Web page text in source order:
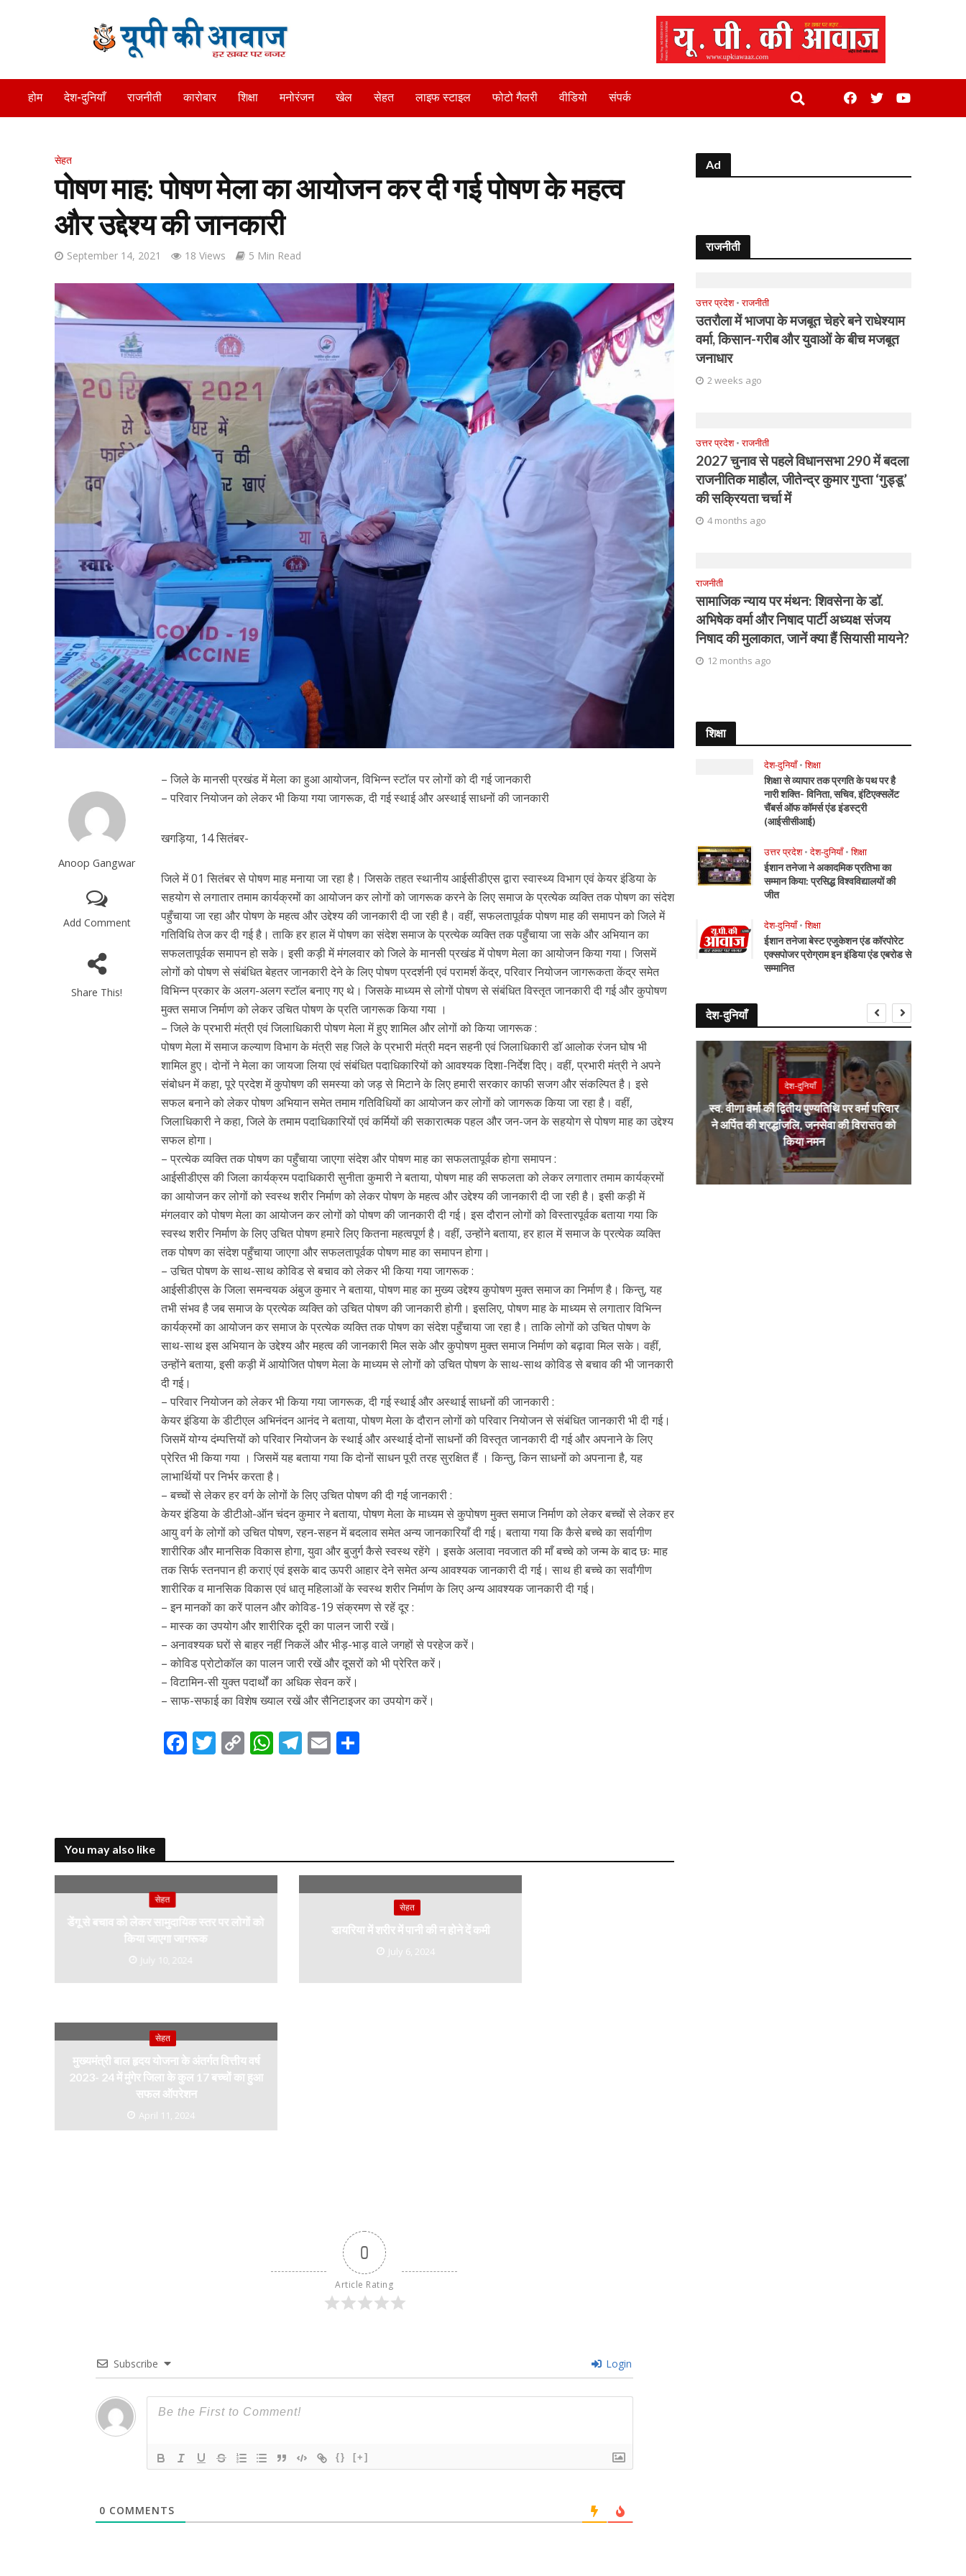
होम देश-दुनियाँ राजनीती कारोबार शिक्षा मनोरंजन खेल सेहत लाइफ स्टाइल फोटो गैलरी वीडियो संपर्क
सेहत
पोषण माह: पोषण मेला का आयोजन कर दी गई पोषण के महत्व
और उद्देश्य की जानकारी
September 14, 2021 18 Views 5 Min Read
Anoop Gangwar
Add Comment
Share This!
– जिले के मानसी प्रखंड में मेला का हुआ आयोजन, विभिन्न स्टाॅल पर लोगों को दी गई जानकारी
– परिवार नियोजन को लेकर भी किया गया जागरूक, दी गई स्थाई और अस्थाई साधनों की जानकारी
खगड़िया, 14 सितंबर-
जिले में 01 सितंबर से पोषण माह मनाया जा रहा है। जिसके तहत स्थानीय आईसीडीएस द्वारा स्वास्थ्य विभाग एवं केयर इंडिया के
सहयोग से लगातार तमाम कार्यक्रमों का आयोजन कर लोगों को जागरूक करने के लिए समाज के प्रत्येक व्यक्ति तक पोषण का संदेश
पहुँचाया जा रहा और पोषण के महत्व और उद्देश्य की जानकारी दी जा रही है। वहीं, सफलतापूर्वक पोषण माह की समापन को जिले में
गतिविधि तेज कर दी गई है। ताकि हर हाल में पोषण का संदेश समाज के प्रत्येक व्यक्ति तक पहुँचाया जा सके और अभियान का
सफलतापूर्वक समापन हो सके। इसी कड़ी में मंगलवार को जिले के मानसी प्रखंड में पोषण मेला का आयोजन किया गया। जिसमें
लोगों को पोषण से संबंधित बेहतर जानकारी देने के लिए पोषण प्रदर्शनी एवं परामर्श केंद्र, परिवार नियोजन जागरूकता केंद्र समेत
विभिन्न प्रकार के अलग-अलग स्टाॅल बनाए गए थे। जिसके माध्यम से लोगों पोषण से संबंधित विस्तृत जानकारी दी गई और कुपोषण
मुक्त समाज निर्माण को लेकर उचित पोषण के प्रति जागरूक किया गया ।
– जिले के प्रभारी मंत्री एवं जिलाधिकारी पोषण मेला में हुए शामिल और लोगों को किया जागरूक :
पोषण मेला में समाज कल्याण विभाग के मंत्री सह जिले के प्रभारी मंत्री मदन सहनी एवं जिलाधिकारी डाॅ आलोक रंजन घोष भी
शामिल हुए। दोनों ने मेला का जायजा लिया एवं संबंधित पदाधिकारियों को आवश्यक दिशा-निर्देश दिए। वहीं, प्रभारी मंत्री ने अपने
संबोधन में कहा, पूरे प्रदेश में कुपोषण की समस्या को जड़ से मिटाने के लिए हमारी सरकार काफी सजग और संकल्पित है। इसे
सफल बनाने को लेकर पोषण अभियान समेत तमाम गतिविधियों का आयोजन कर लोगों को जागरूक किया जा रहा है। वहीं,
जिलाधिकारी ने कहा, जिले के तमाम पदाधिकारियों एवं कर्मियों की सकारात्मक पहल और जन-जन के सहयोग से पोषण माह का उद्देश्य
सफल होगा।
– प्रत्येक व्यक्ति तक पोषण का पहुँचाया जाएगा संदेश और पोषण माह का सफलतापूर्वक होगा समापन :
आईसीडीएस की जिला कार्यक्रम पदाधिकारी सुनीता कुमारी ने बताया, पोषण माह की सफलता को लेकर लगातार तमाम कार्यक्रमों
का आयोजन कर लोगों को स्वस्थ शरीर निर्माण को लेकर पोषण के महत्व और उद्देश्य की जानकारी दी जा रही है। इसी कड़ी में
मंगलवार को पोषण मेला का आयोजन कर लोगों को पोषण की जानकारी दी गई। इस दौरान लोगों को विस्तारपूर्वक बताया गया कि
स्वस्थ शरीर निर्माण के लिए उचित पोषण हमारे लिए कितना महत्वपूर्ण है। वहीं, उन्होंने बताया, हर हाल में समाज के प्रत्येक व्यक्ति
तक पोषण का संदेश पहुँचाया जाएगा और सफलतापूर्वक पोषण माह का समापन होगा।
– उचित पोषण के साथ-साथ कोविड से बचाव को लेकर भी किया गया जागरूक :
आईसीडीएस के जिला समन्वयक अंबुज कुमार ने बताया, पोषण माह का मुख्य उद्देश्य कुपोषण मुक्त समाज का निर्माण है। किन्तु, यह
तभी संभव है जब समाज के प्रत्येक व्यक्ति को उचित पोषण की जानकारी होगी। इसलिए, पोषण माह के माध्यम से लगातार विभिन्न
कार्यक्रमों का आयोजन कर समाज के प्रत्येक व्यक्ति तक पोषण का संदेश पहुँचाया जा रहा है। ताकि लोगों को उचित पोषण के
साथ-साथ इस अभियान के उद्देश्य और महत्व की जानकारी मिल सके और कुपोषण मुक्त समाज निर्माण को बढ़ावा मिल सके। वहीं,
उन्होंने बताया, इसी कड़ी में आयोजित पोषण मेला के माध्यम से लोगों को उचित पोषण के साथ-साथ कोविड से बचाव की भी जानकारी
दी गई।
– परिवार नियोजन को लेकर भी किया गया जागरूक, दी गई स्थाई और अस्थाई साधनों की जानकारी :
केयर इंडिया के डीटीएल अभिनंदन आनंद ने बताया, पोषण मेला के दौरान लोगों को परिवार नियोजन से संबंधित जानकारी भी दी गई।
जिसमें योग्य दंम्पत्तियों को परिवार नियोजन के स्थाई और अस्थाई दोनों साधनों की विस्तृत जानकारी दी गई और अपनाने के लिए
प्रेरित भी किया गया । जिसमें यह बताया गया कि दोनों साधन पूरी तरह सुरक्षित हैं । किन्तु, किन साधनों को अपनाना है, यह
लाभार्थियों पर निर्भर करता है।
– बच्चों से लेकर हर वर्ग के लोगों के लिए उचित पोषण की दी गई जानकारी :
केयर इंडिया के डीटीओ-ऑन चंदन कुमार ने बताया, पोषण मेला के माध्यम से कुपोषण मुक्त समाज निर्माण को लेकर बच्चों से लेकर हर
आयु वर्ग के लोगों को उचित पोषण, रहन-सहन में बदलाव समेत अन्य जानकारियाँ दी गई। बताया गया कि कैसे बच्चे का सर्वागीण
शारीरिक और मानसिक विकास होगा, युवा और बुजुर्ग कैसे स्वस्थ रहेंगे । इसके अलावा नवजात की माँ बच्चे को जन्म के बाद छः माह
तक सिर्फ स्तनपान ही कराएं एवं इसके बाद ऊपरी आहार देने समेत अन्य आवश्यक जानकारी दी गई। साथ ही बच्चे का सर्वांगीण
शारीरिक व मानसिक विकास एवं धातृ महिलाओं के स्वस्थ शरीर निर्माण के लिए अन्य आवश्यक जानकारी दी गई।
– इन मानकों का करें पालन और कोविड-19 संक्रमण से रहें दूर :
– मास्क का उपयोग और शारीरिक दूरी का पालन जारी रखें।
– अनावश्यक घरों से बाहर नहीं निकलें और भीड़-भाड़ वाले जगहों से परहेज करें।
– कोविड प्रोटोकॉल का पालन जारी रखें और दूसरों को भी प्रेरित करें।
– विटामिन-सी युक्त पदार्थों का अधिक सेवन करें।
– साफ-सफाई का विशेष ख्याल रखें और सैनिटाइजर का उपयोग करें।
F
o
k
T C
n
k
W
p
p
T
m
E
You may also like
सेहत
डेंगू से बचाव को लेकर सामुदायिक स्तर पर लोगों को
किया जाएगा जागरूक
July 10, 2024
सेहत
डायरिया में शरीर में पानी की न होने दें कमी
July 6, 2024
सेहत
मुख्यमंत्री बाल हृदय योजना के अंतर्गत वित्तीय वर्ष
2023- 24 में मुंगेर जिला के कुल 17 बच्चों का हुआ
सफल ऑपरेशन
April 11, 2024
0
Article Rating
Subscribe Login
{} [+]
0 COMMENTS
Ad
राजनीती
उत्तर प्रदेश • राजनीती
उतरौला में भाजपा के मजबूत चेहरे बने राधेश्याम
वर्मा, किसान-गरीब और युवाओं के बीच मजबूत
जनाधार
2 weeks ago
उत्तर प्रदेश • राजनीती
2027 चुनाव से पहले विधानसभा 290 में बदला
राजनीतिक माहौल, जीतेन्द्र कुमार गुप्ता ‘गुड्डू’
की सक्रियता चर्चा में
4 months ago
राजनीती
सामाजिक न्याय पर मंथन: शिवसेना के डॉ.
अभिषेक वर्मा और निषाद पार्टी अध्यक्ष संजय
निषाद की मुलाकात, जानें क्या हैं सियासी मायने?
12 months ago
शिक्षा
देश-दुनियाँ • शिक्षा
शिक्षा से व्यापार तक प्रगति के पथ पर है
नारी शक्ति- विनिता, सचिव, इंटिएक्सलेंट
चैंबर्स ऑफ कॉमर्स एंड इंडस्ट्री
(आईसीसीआई)
उत्तर प्रदेश • देश-दुनियाँ • शिक्षा
ईशान तनेजा ने अकादमिक प्रतिभा का
सम्मान किया: प्रसिद्ध विश्वविद्यालयों की
जीत
देश-दुनियाँ • शिक्षा
ईशान तनेजा बेस्ट एजुकेशन एंड कॉरपोरेट
एक्सपोजर प्रोग्राम इन इंडिया एंड एबरोड से
सम्मानित
देश-दुनियाँ
देश-दुनियाँ
नई दिल्ली में श्रीकांत वर्मा जयंती समारोह, श्रीकांत
वर्मा ट्रस्ट देगा देश का सबसे बड़ा साहित्यिक
देश-दुनियाँ
नई दिल्ली में चित्रांश चैम्बर ऑफ कॉमर्स का भव्य
नागरिक अभिनंदन समारोह सम्पन्न, डॉ. अभिषेक
देश-दुनियाँ
स्व. वीणा वर्मा की द्वितीय पुण्यतिथि पर वर्मा परिवार
ने अर्पित की श्रद्धांजलि, जनसेवा की विरासत को
किया नमन